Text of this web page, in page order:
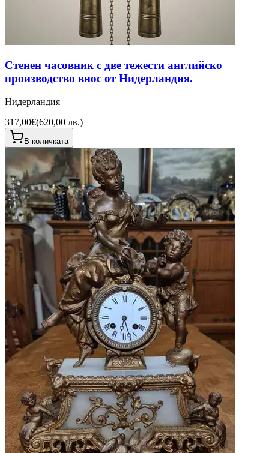
Стенен часовник с две тежести английско
производство внос от Нидерландия.
Нидерландия
317,00€(620,00 лв.)
В количката